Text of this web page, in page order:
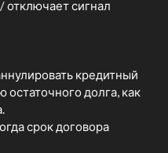
отключает сигнал
кредитный
остаточного долга, как
срок договора